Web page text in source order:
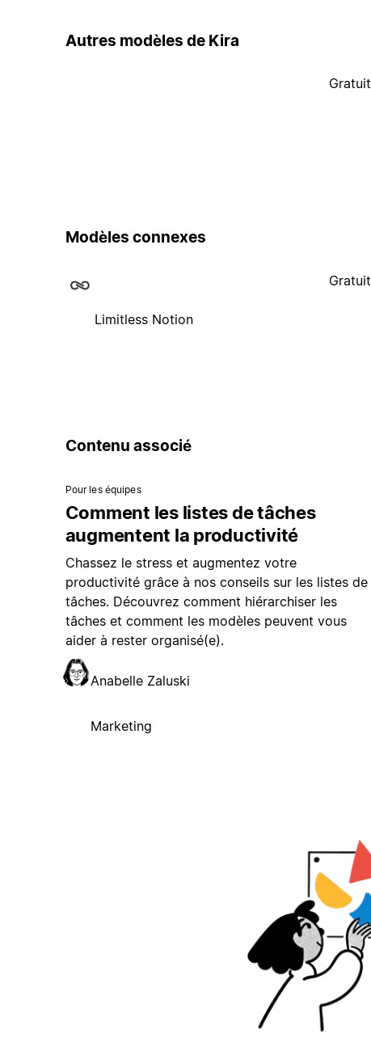
Autres modèles de Kira
Gratuit
Modèles connexes
Limitless Notion
Gratuit
Contenu associé
Pour les équipes
Comment les listes de tâches
augmentent la productivité
Chassez le stress et augmentez votre
productivité grâce à nos conseils sur les listes de
tâches. Découvrez comment hiérarchiser les
tâches et comment les modèles peuvent vous
aider à rester organisé(e).
Anabelle Zaluski
Marketing